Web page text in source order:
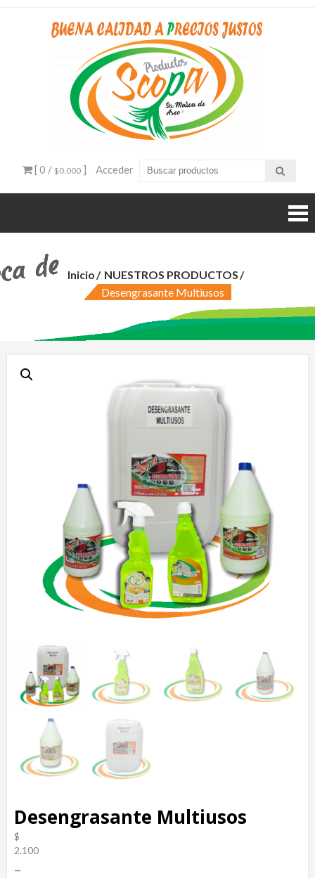
[ 0 / $0.000 ] Acceder
Inicio
NUESTROS PRODUCTOS
Desengrasante Multiusos
Desengrasante Multiusos
$
2.100
–